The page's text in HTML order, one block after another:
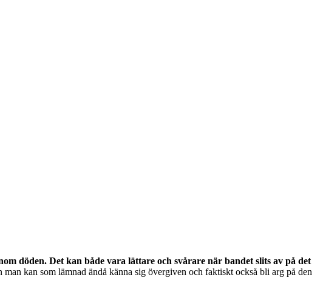
döden. Det kan både vara lättare och svårare när bandet slits av på det
kan som lämnad ändå känna sig övergiven och faktiskt också bli arg på den